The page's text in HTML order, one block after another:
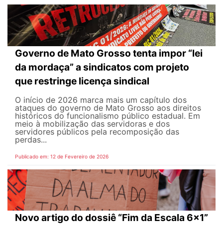
Governo de Mato Grosso tenta impor “lei
da mordaça” a sindicatos com projeto
que restringe licença sindical
O início de 2026 marca mais um capítulo dos
ataques do governo de Mato Grosso aos direitos
históricos do funcionalismo público estadual. Em
meio à mobilização das servidoras e dos
servidores públicos pela recomposição das
perdas...
Publicado em: 12 de Fevereiro de 2026
Novo artigo do dossiê “Fim da Escala 6×1”